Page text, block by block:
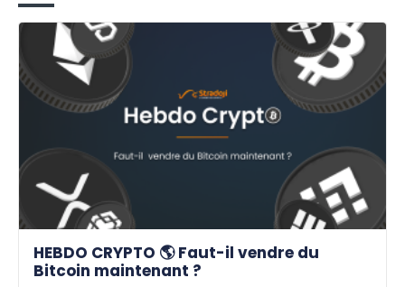
HEBDO CRYPTO 🌎 Faut-il vendre du
Bitcoin maintenant ?